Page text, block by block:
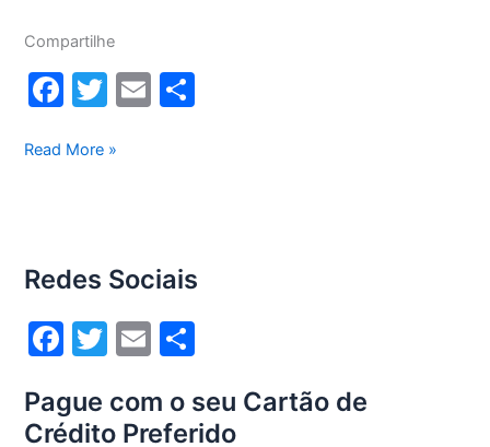
Compartilhe
F
c
o
o
k
T
itt
E
Assistência
Read More »
Redes Sociais
F
c
T
itt
E
ai ar
Pague com o seu Cartão de
Crédito Preferido